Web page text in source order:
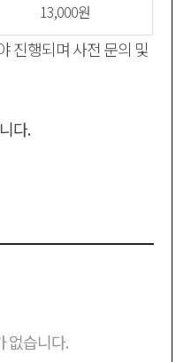
13,000원
진행되며 사전 문의 및
다.
없습니다.